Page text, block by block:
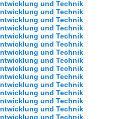
und Technik
und Technik
und Technik
und Technik
und Technik
und Technik
und Technik
und Technik
und Technik
und Technik
und Technik
und Technik
und Technik
und Technik
und Technik